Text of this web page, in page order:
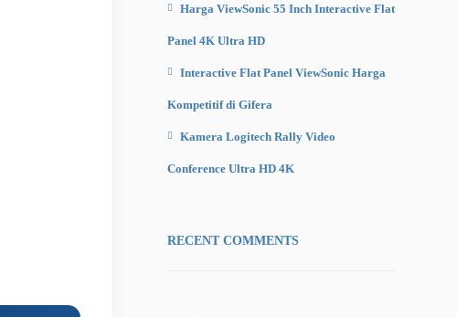
Harga ViewSonic 55 Inch Interactive Flat
Panel 4K Ultra HD
Interactive Flat Panel ViewSonic Harga
Kompetitif di Gifera
Kamera Logitech Rally Video
Conference Ultra HD 4K
RECENT COMMENTS